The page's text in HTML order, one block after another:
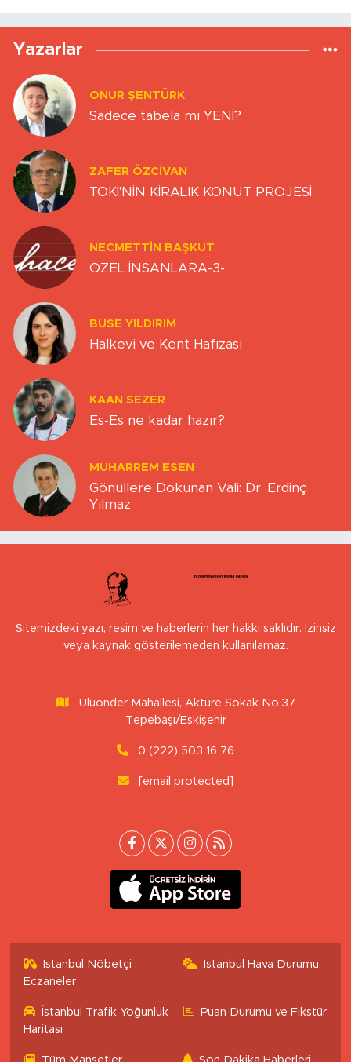
Yazarlar
ONUR ŞENTÜRK
Sadece tabela mı YENİ?
ZAFER ÖZCIVAN
TOKİ'NİN KİRALIK KONUT PROJESİ
NECMETTIN BAŞKUT
ÖZEL İNSANLARA-3-
BUSE YILDIRIM
Halkevi ve Kent Hafızası
KAAN SEZER
Es-Es ne kadar hazır?
MUHARREM ESEN
Gönüllere Dokunan Vali: Dr. Erdinç
Yılmaz
Sitemizdeki yazı, resim ve haberlerin her hakkı saklıdır. İzinsiz
veya kaynak gösterilemeden kullanılamaz.
Uluönder Mahallesi, Aktüre Sokak No:37
Tepebaşı/Eskişehir
0 (222) 503 16 76
[email protected]
İstanbul Nöbetçi
Eczaneler
İstanbul Hava Durumu
İstanbul Trafik Yoğunluk
Haritası
Puan Durumu ve Fikstür